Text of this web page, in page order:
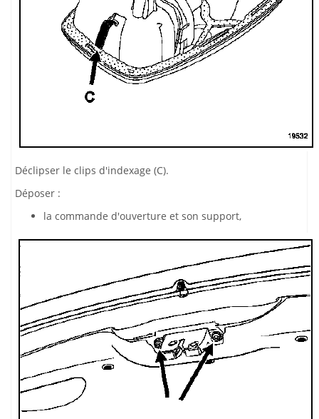
Déclipser le clips d'indexage (C).
Déposer :
la commande d'ouverture et son support,